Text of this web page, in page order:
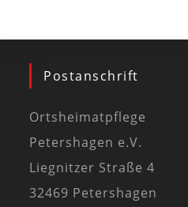
Postanschrift
Ortsheimatpflege
Petershagen e.V.
Liegnitzer Straße 4
32469 Petershagen